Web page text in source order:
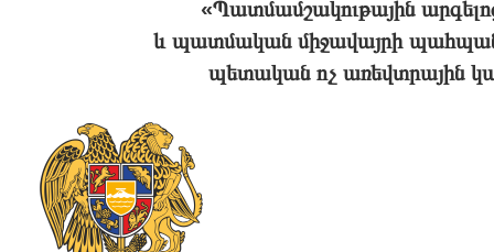
«Պատմամշակութային
և պատմական միջավայրի
պետական ոչ առեվտրային